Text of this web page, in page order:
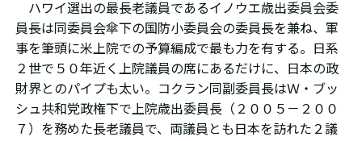
ハワイ選出の最長老議員であるイノウエ歳出委員会委
員長は同委員会傘下の国防小委員会の委員長を兼ね、軍
事を筆頭に米上院での予算編成で最も力を有する。日系
２世で５０年近く上院議員の席にあるだけに、日本の政
財界とのパイプも太い。コクラン同副委員長はＷ・ブッ
シュ共和党政権下で上院歳出委員長（２００５－２００
７）を務めた長老議員で、両議員とも日本を訪れた２議